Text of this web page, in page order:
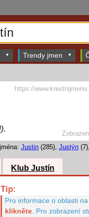
Trendy jmen
.
https://
Justin (285), Justýn (7),
Klub Justín
Tip:
Pro informace o oblasti
klikněte. Pro zobrazení